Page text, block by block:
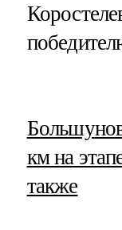
км на
также